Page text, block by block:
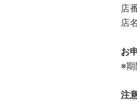
店
店
お
※期
注